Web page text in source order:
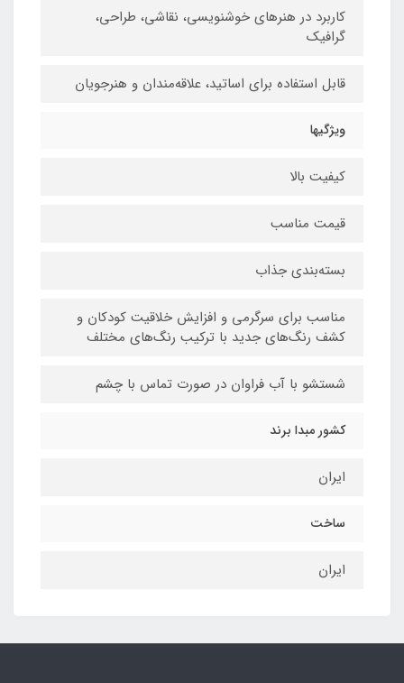
کاربرد در هنرهای خوشنویسی، نقاشی،‌ طراحی،
گرافیک
قابل استفاده برای اساتید، علاقه‌مندان و هنرجویان
ویژگیها
کیفیت بالا
قیمت مناسب
بسته‌بندی جذاب
مناسب برای سرگرمی و افزایش خلاقیت کودکان و
کشف رنگ‌های جدید با ترکیب رنگ‌های مختلف
شستشو با آب فراوان در صورت تماس با چشم
کشور مبدا برند
ایران
ساخت
ایران